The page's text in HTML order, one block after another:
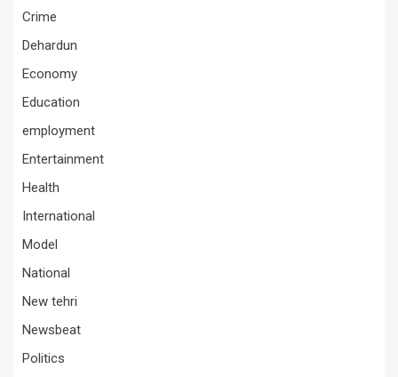
Crime
Dehardun
Economy
Education
employment
Entertainment
Health
International
Model
National
New tehri
Newsbeat
Politics